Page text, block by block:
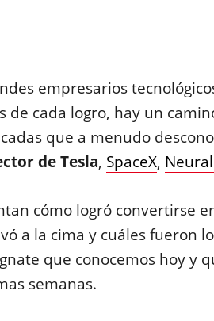
empresarios
de cada logro, hay un
que a menudo
de Tesla, SpaceX,
cómo logró convertirse
a la cima y cuáles fueron
que conocemos hoy y
semanas.